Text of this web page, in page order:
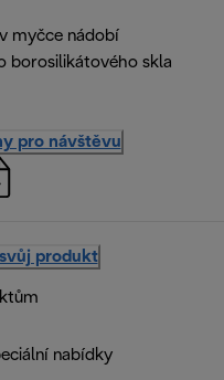
myčce nádobí
borosilikátového skla
pro návštěvu
produkt
nabídky